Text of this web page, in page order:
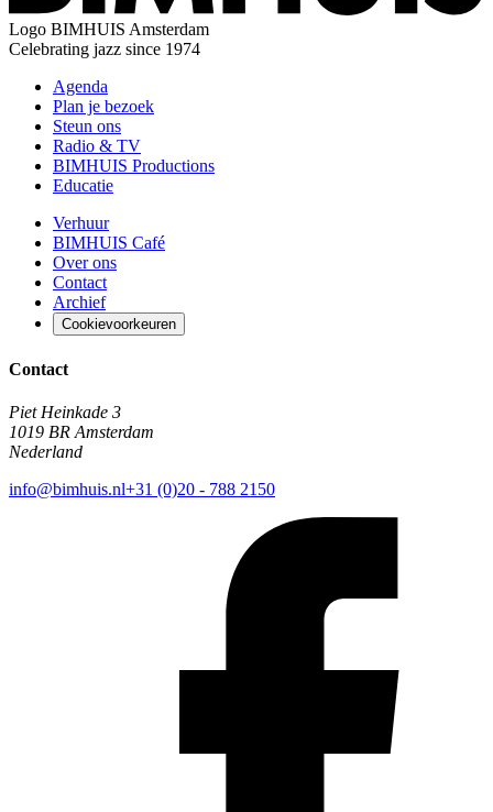
Logo BIMHUIS Amsterdam
Celebrating jazz since 1974
Agenda
Plan je bezoek
Steun ons
Radio & TV
BIMHUIS Productions
Educatie
Verhuur
BIMHUIS Café
Over ons
Contact
Archief
Cookievoorkeuren
Contact
Piet Heinkade 3
1019 BR Amsterdam
Nederland
info@bimhuis.nl+31 (0)20 - 788 2150